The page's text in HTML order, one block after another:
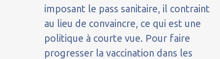
imposant le pass sanitaire, il contraint
au lieu de convaincre, ce qui est une
politique à courte vue. Pour faire
progresser la vaccination dans les